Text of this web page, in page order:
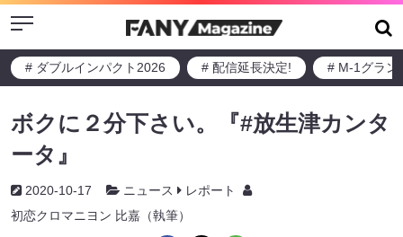
Menu
# ダブルインパクト2026 # 配信延長決定! # M-1グラン
ボクに２分下さい。『#放生津カンタ
ータ』
2020-10-17 ニュース
レポート
初恋クロマニヨン 比嘉（執筆）